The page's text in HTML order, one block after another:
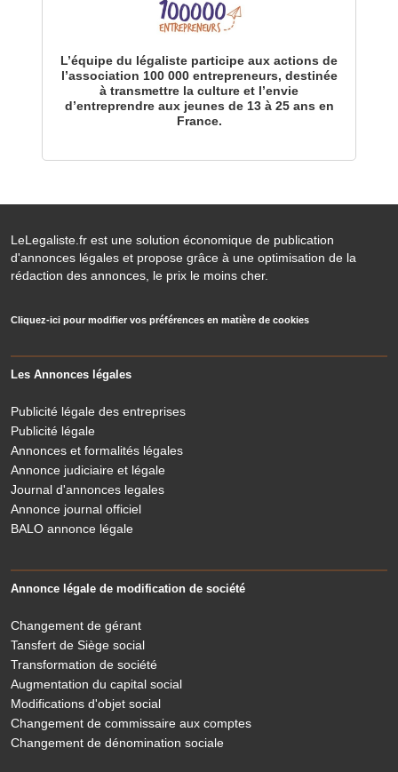
L’équipe du légaliste participe aux actions de
l’association 100 000 entrepreneurs, destinée
à transmettre la culture et l’envie
d’entreprendre aux jeunes de 13 à 25 ans en
France.
LeLegaliste.fr est une solution économique de publication
d'annonces légales et propose grâce à une optimisation de la
rédaction des annonces, le prix le moins cher.
Cliquez-ici pour modifier vos préférences en matière de cookies
Les Annonces légales
Publicité légale des entreprises
Publicité légale
Annonces et formalités légales
Annonce judiciaire et légale
Journal d'annonces legales
Annonce journal officiel
BALO annonce légale
Annonce légale de modification de société
Changement de gérant
Tansfert de Siège social
Transformation de société
Augmentation du capital social
Modifications d'objet social
Changement de commissaire aux comptes
Changement de dénomination sociale